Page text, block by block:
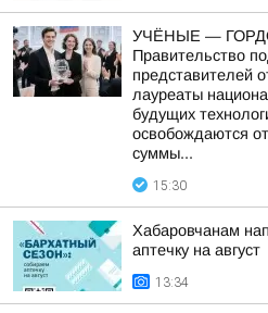
УЧЁНЫЕ —
Правительство
представителей
лауреаты
будущих
освобождаются
суммы...
15:30
Хабаровчанам
аптечку на август
13:34